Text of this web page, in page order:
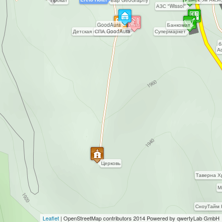
GoodAura
Церковь
Супермаркет
АЗС "Wissol"
Таверна
Банкомат
Детская площадка
СноуТайм
СПА GoodAura
Leaflet | OpenStreetMapcontributors 2014 Powered by qwertyLab GmbH